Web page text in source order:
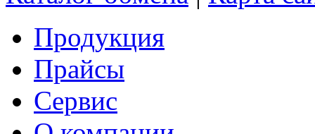
Продукция
Прайсы
Сервис